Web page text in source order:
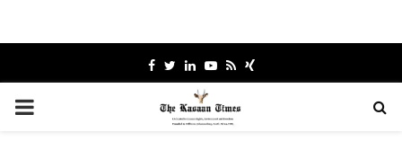
Facebook
TwitterLinkedinYoutube
RssXing
PRIMARY